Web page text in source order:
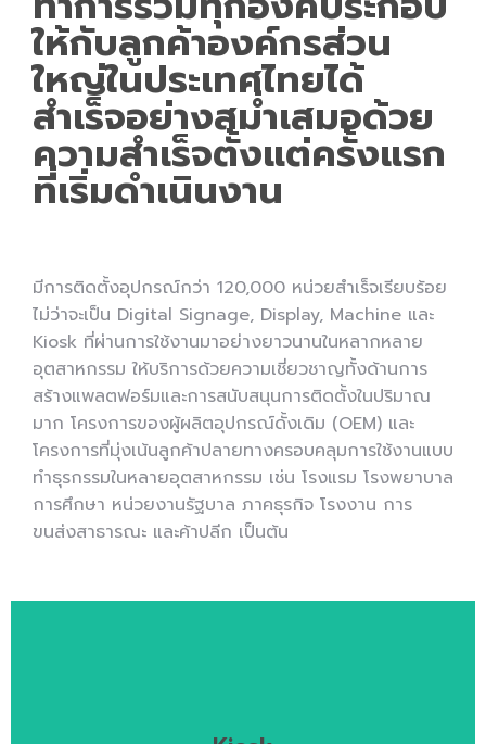
ให้กับลูกค้าองค์กรส่วน
ใหญ่ในประเทศไทยได้
สำเร็จอย่างสม่ำเสมอด้วย
ความสำเร็จตั้งแต่ครั้งแรก
ที่เริ่มดำเนินงาน
มีการติดตั้งอุปกรณ์กว่า 120,000 หน่วยสำเร็จเรียบร้อย
ไม่ว่าจะเป็น Digital Signage, Display, Machine และ
Kiosk ที่ผ่านการใช้งานมาอย่างยาวนานในหลากหลาย
อุตสาหกรรม ให้บริการด้วยความเชี่ยวชาญทั้งด้านการ
สร้างแพลตฟอร์มและการสนับสนุนการติดตั้งในปริมาณ
มาก โครงการของผู้ผลิตอุปกรณ์ดั้งเดิม (OEM) และ
โครงการที่มุ่งเน้นลูกค้าปลายทางครอบคลุมการใช้งานแบบ
ทำธุรกรรมในหลายอุตสาหกรรม เช่น โรงแรม โรงพยาบาล
การศึกษา หน่วยงานรัฐบาล ภาคธุรกิจ โรงงาน การ
ขนส่งสาธารณะ และค้าปลีก เป็นต้น